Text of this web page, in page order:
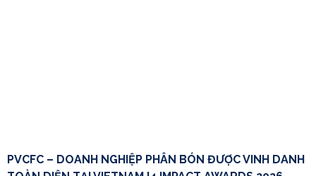
PVCFC – DOANH NGHIỆP PHÂN BÓN ĐƯỢC VINH DANH